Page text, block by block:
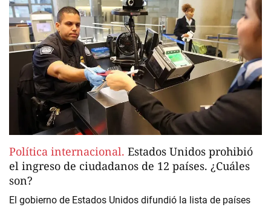
Política internacional. Estados Unidos prohibió
el ingreso de ciudadanos de 12 países. ¿Cuáles
son?
El gobierno de Estados Unidos difundió la lista de países